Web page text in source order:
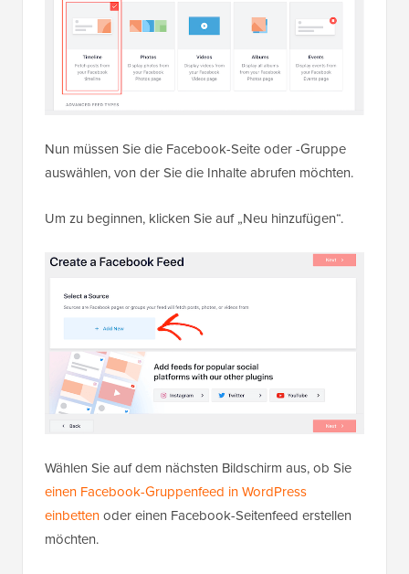
Nun müssen Sie die Facebook-Seite oder -Gruppe
auswählen, von der Sie die Inhalte abrufen möchten.
Um zu beginnen, klicken Sie auf „Neu hinzufügen“.
Wählen Sie auf dem nächsten Bildschirm aus, ob Sie
einen Facebook-Gruppenfeed in WordPress
einbettenoder einen Facebook-Seitenfeed erstellen
möchten.